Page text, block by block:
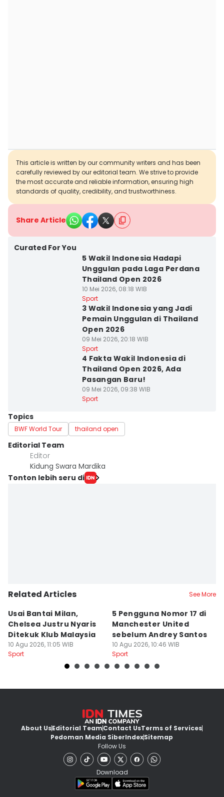
This article is written by our community writers and has been
carefully reviewed by our editorial team. We strive to provide
the most accurate and reliable information, ensuring high
standards of quality, credibility, and trustworthiness.
Share Article
Curated For You
5 Wakil Indonesia Hadapi
Unggulan pada Laga Perdana
Thailand Open 2026
10 Mei 2026, 08:18 WIB
Sport
3 Wakil Indonesia yang Jadi
Pemain Unggulan di Thailand
Open 2026
09 Mei 2026, 20:18 WIB
Sport
4 Fakta Wakil Indonesia di
Thailand Open 2026, Ada
Pasangan Baru!
09 Mei 2026, 09:38 WIB
Sport
Topics
BWF World Tour thailand open
Editorial Team
Editor
Kidung Swara Mardika
Tonton lebih seru di
Related Articles See More
Usai Bantai Milan,
Chelsea Justru Nyaris
Ditekuk Klub Malaysia
10 Agu 2026, 11:05 WIB
Sport
5 Pengguna Nomor 17 di
Manchester United
sebelum Andrey Santos
10 Agu 2026, 10:46 WIB
Sport
About UsEditorial TeamContact UsTerms of Services
Pedoman Media SiberIndexSitemap
Follow Us
Download